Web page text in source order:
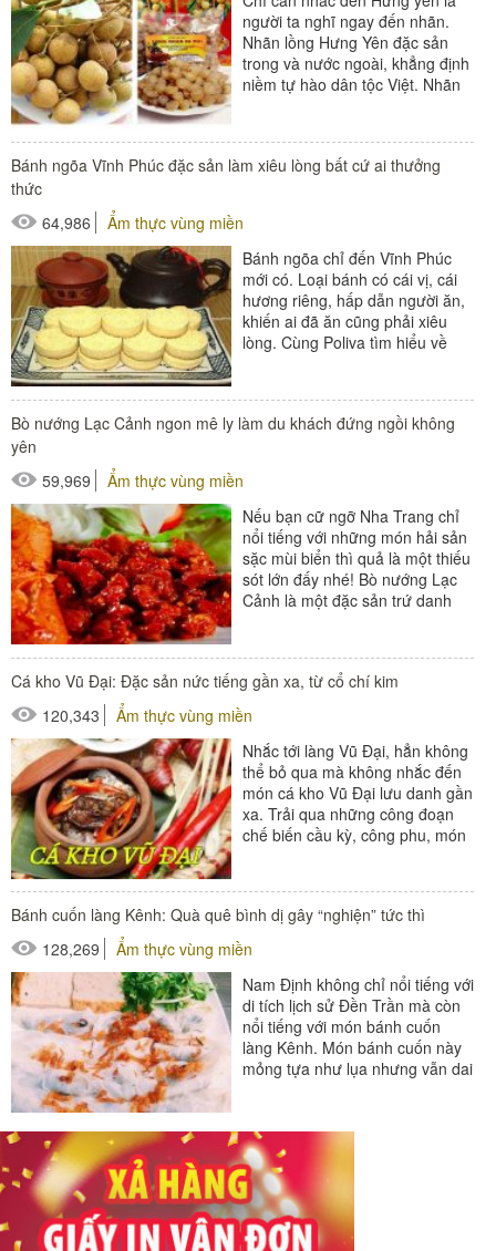
người ta nghĩ ngay đến nhãn.
Nhãn lồng Hưng Yên đặc sản
trong và nước ngoài, khẳng định
niềm tự hào dân tộc Việt. Nhãn
Bánh ngõa Vĩnh Phúc đặc sản làm xiêu lòng bất cứ ai thưởng
thức
64,986
Ẩm thực vùng miền
Bánh ngõa chỉ đến Vĩnh Phúc
mới có. Loại bánh có cái vị, cái
hương riêng, hấp dẫn người ăn,
khiến ai đã ăn cũng phải xiêu
lòng. Cùng Poliva tìm hiểu về
Bò nướng Lạc Cảnh ngon mê ly làm du khách đứng ngồi không
yên
59,969
Ẩm thực vùng miền
Nếu bạn cữ ngỡ Nha Trang chỉ
nổi tiếng với những món hải sản
sặc mùi biển thì quả là một thiếu
sót lớn đấy nhé! Bò nướng Lạc
Cảnh là một đặc sản trứ danh
Cá kho Vũ Đại: Đặc sản nức tiếng gần xa, từ cổ chí kim
120,343
Ẩm thực vùng miền
Nhắc tới làng Vũ Đại, hẳn không
thể bỏ qua mà không nhắc đến
món cá kho Vũ Đại lưu danh gần
xa. Trải qua những công đoạn
chế biến cầu kỳ, công phu, món
Bánh cuốn làng Kênh: Quà quê bình dị gây “nghiện” tức thì
128,269
Ẩm thực vùng miền
Nam Định không chỉ nổi tiếng với
di tích lịch sử Đền Trần mà còn
nổi tiếng với món bánh cuốn
làng Kênh. Món bánh cuốn này
mỏng tựa như lụa nhưng vẫn dai